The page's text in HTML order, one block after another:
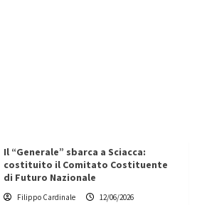
Il “Generale” sbarca a Sciacca:
costituito il Comitato Costituente
di Futuro Nazionale
Filippo Cardinale 12/06/2026